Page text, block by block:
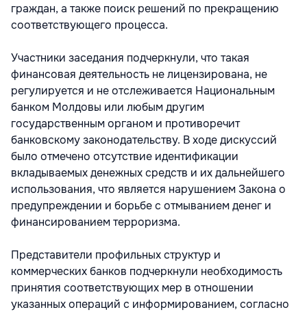
граждан, а также поиск решений по прекращению
соответствующего процесса.
Участники заседания подчеркнули, что такая
финансовая деятельность не лицензирована, не
регулируется и не отслеживается Национальным
банком Молдовы или любым другим
государственным органом и противоречит
банковскому законодательству. В ходе дискуссий
было отмечено отсутствие идентификации
вкладываемых денежных средств и их дальнейшего
использования, что является нарушением Закона о
предупреждении и борьбе с отмыванием денег и
финансированием терроризма.
Представители профильных структур и
коммерческих банков подчеркнули необходимость
принятия соответствующих мер в отношении
указанных операций с информированием, согласно